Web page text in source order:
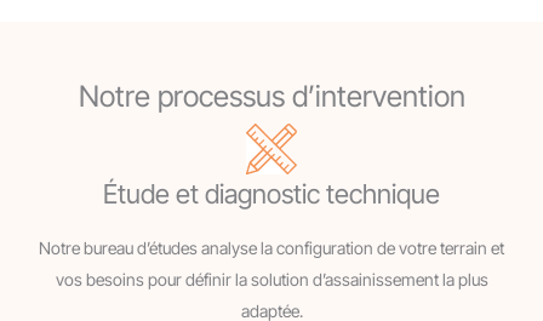
Notre processus d’intervention
Étude et diagnostic technique
Notre bureau d’études analyse la configuration de votre terrain et
vos besoins pour définir la solution d’assainissement la plus
adaptée.